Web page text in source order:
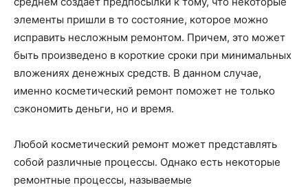
элементы пришли в то состояние, которое можно
исправить несложным ремонтом. Причем, это может
быть произведено в короткие сроки при минимальных
вложениях денежных средств. В данном случае,
именно косметический ремонт поможет не только
сэкономить деньги, но и время.
Любой косметический ремонт может представлять
собой различные процессы. Однако есть некоторые
ремонтные процессы, называемые